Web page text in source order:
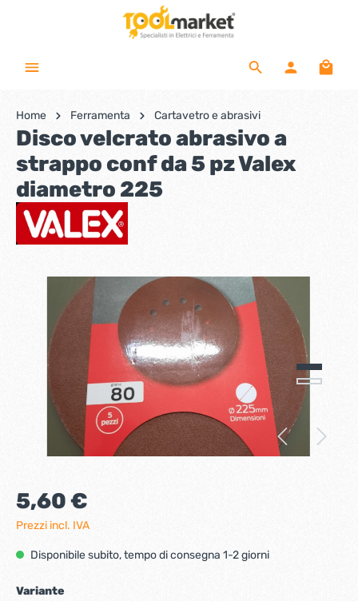
Home Ferramenta Cartavetro e abrasivi
Disco velcrato abrasivo a
strappo conf da 5 pz Valex
diametro 225
5,60 €
Prezzi incl. IVA
Disponibile subito, tempo di consegna 1-2 giorni
Variante